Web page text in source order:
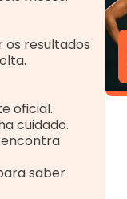
os resultados
oficial.
cuidado.
encontra
saber